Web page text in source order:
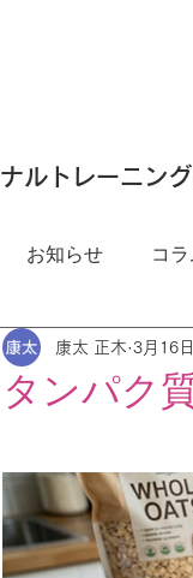
ルトレーニン
お知らせ コ
タンパク
康太 正木 3月16日